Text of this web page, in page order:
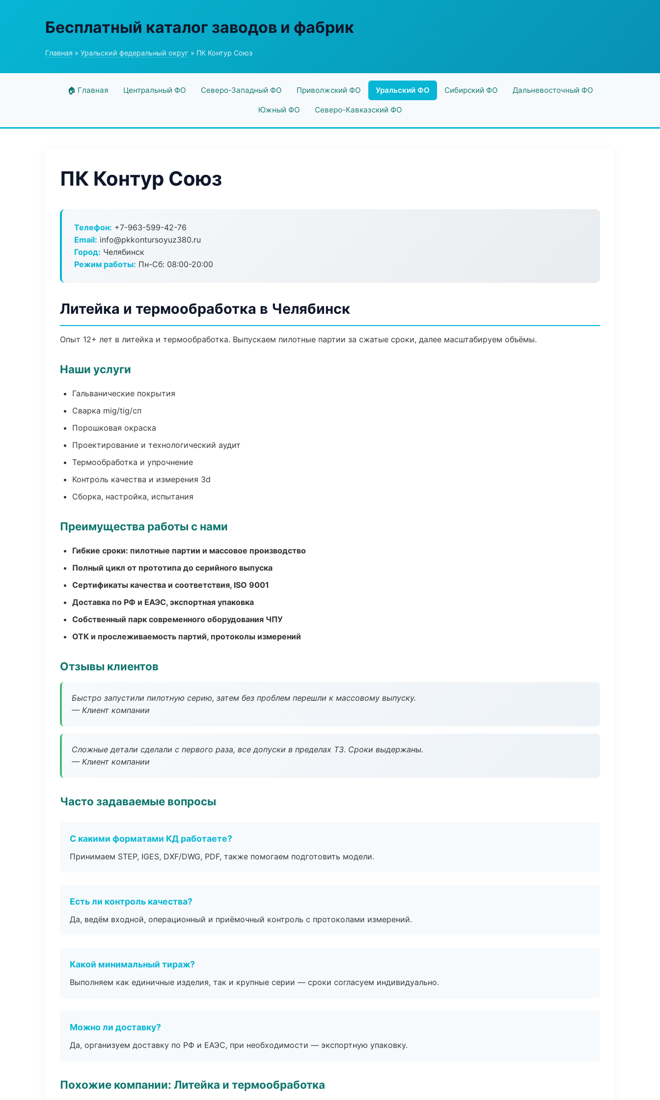
Бесплатный каталог заводов и фабрик
Главная » Уральский федеральный округ » ПК Контур Союз
🏠 Главная Центральный ФО Северо-Западный ФО Приволжский ФО Уральский ФО Сибирский ФО Дальневосточный ФО
Южный ФО Северо-Кавказский ФО
ПК Контур Союз
Телефон: +7-963-599-42-76
Email: info@pkkontursoyuz380.ru
Город: Челябинск
Режим работы: Пн-Сб: 08:00-20:00
Литейка и термообработка в Челябинск
Опыт 12+ лет в литейка и термообработка. Выпускаем пилотные партии за сжатые сроки, далее масштабируем объёмы.
Наши услуги
Гальванические покрытия
Сварка mig/tig/сп
Порошковая окраска
Проектирование и технологический аудит
Термообработка и упрочнение
Контроль качества и измерения 3d
Сборка, настройка, испытания
Преимущества работы с нами
Гибкие сроки: пилотные партии и массовое производство
Полный цикл от прототипа до серийного выпуска
Сертификаты качества и соответствия, ISO 9001
Доставка по РФ и ЕАЭС, экспортная упаковка
Собственный парк современного оборудования ЧПУ
ОТК и прослеживаемость партий, протоколы измерений
Отзывы клиентов
Быстро запустили пилотную серию, затем без проблем перешли к массовому выпуску.
— Клиент компании
Сложные детали сделали с первого раза, все допуски в пределах ТЗ. Сроки выдержаны.
— Клиент компании
Часто задаваемые вопросы
С какими форматами КД работаете?
Принимаем STEP, IGES, DXF/DWG, PDF, также помогаем подготовить модели.
Есть ли контроль качества?
Да, ведём входной, операционный и приёмочный контроль с протоколами измерений.
Какой минимальный тираж?
Выполняем как единичные изделия, так и крупные серии — сроки согласуем индивидуально.
Можно ли доставку?
Да, организуем доставку по РФ и ЕАЭС, при необходимости — экспортную упаковку.
Похожие компании: Литейка и термообработка